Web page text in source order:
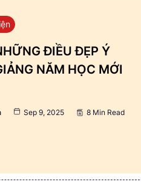
ĐIỀU ĐẸP Ý
NĂM HỌC MỚI
Sep 9, 2025 8 Min Read